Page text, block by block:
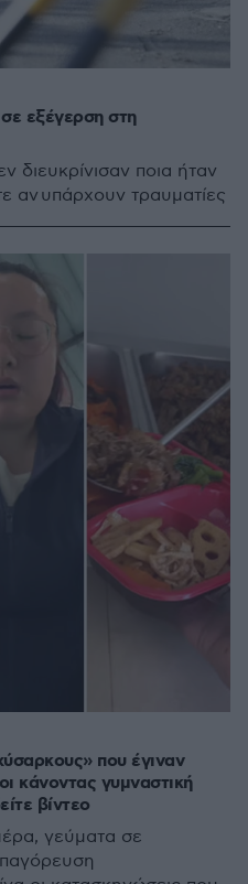
εξέγερση στη
διευκρίνισαν ποια ήταν
αν υπάρχουν τραυματίες
που έγιναν
κάνοντας γυμναστική
βίντεο
γεύματα σε